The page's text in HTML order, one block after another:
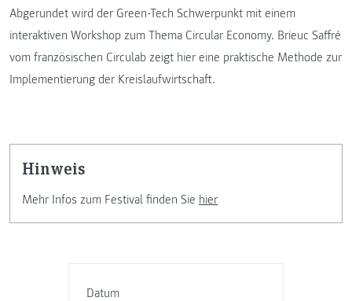
Datum
Abgerundet wird der Green-Tech Schwerpunkt mit einem
interaktiven Workshop zum Thema Circular Economy. Brieuc Saffré
vom französischen Circulab zeigt hier eine praktische Methode zur
Implementierung der Kreislaufwirtschaft.
Hinweis
Mehr Infos zum Festival finden Sie hier